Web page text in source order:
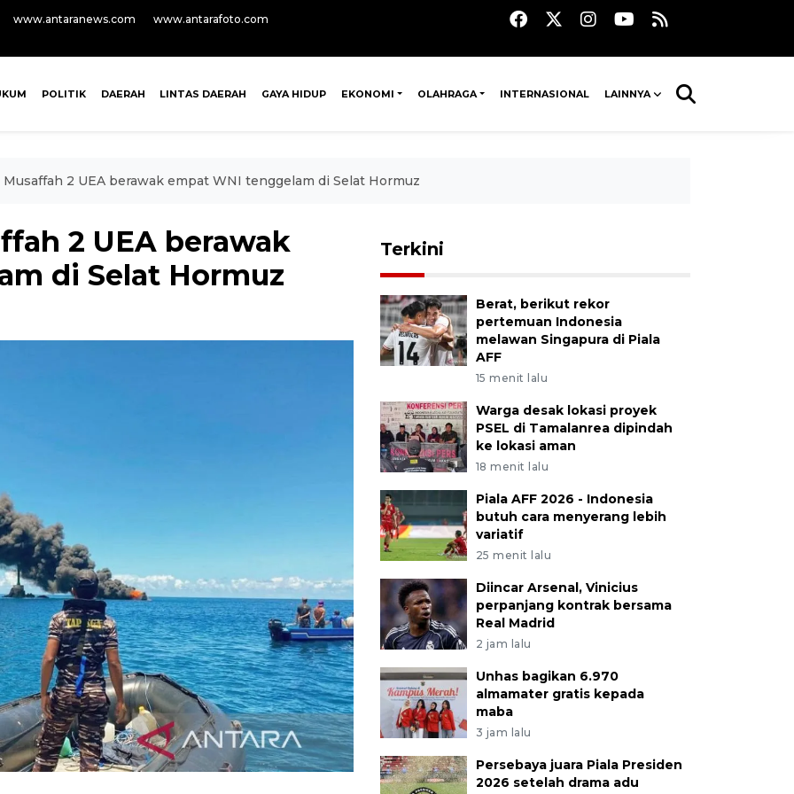
www.antaranews.com www.antarafoto.com
POLITIK DAERAH LINTAS DAERAH GAYA HIDUP EKONOMI OLAHRAGA INTERNASIONAL LAINNYA
2 UEA berawak empat WNI tenggelam di Selat Hormuz
2 UEA berawak
di Selat Hormuz
Terkini
Berat, berikut rekor
pertemuan Indonesia
melawan Singapura di Piala
AFF
15 menit lalu
Warga desak lokasi proyek
PSEL di Tamalanrea dipindah
ke lokasi aman
18 menit lalu
Piala AFF 2026 - Indonesia
butuh cara menyerang lebih
variatif
25 menit lalu
Diincar Arsenal, Vinicius
perpanjang kontrak bersama
Real Madrid
2 jam lalu
Unhas bagikan 6.970
almamater gratis kepada
maba
3 jam lalu
Persebaya juara Piala Presiden
2026 setelah drama adu